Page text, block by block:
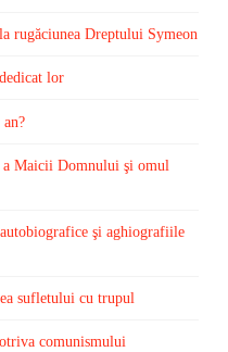
rugăciunea Dreptului Symeon
lor
a Maicii Domnului şi omul
şi aghiografiile
sufletului cu trupul
comunismului